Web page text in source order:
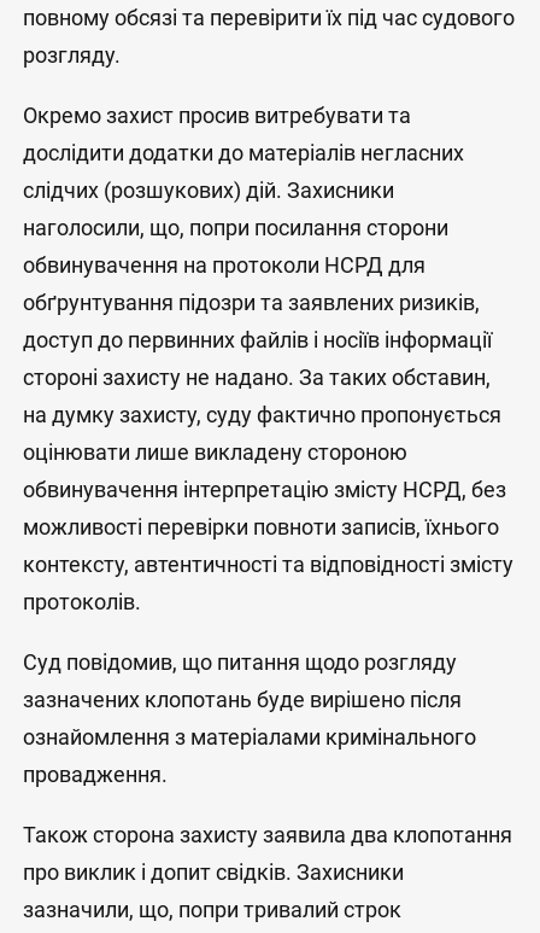
повному обсязі та перевірити їх під час судового
розгляду.
Окремо захист просив витребувати та
дослідити додатки до матеріалів негласних
слідчих (розшукових) дій. Захисники
наголосили, що, попри посилання сторони
обвинувачення на протоколи НСРД для
обґрунтування підозри та заявлених ризиків,
доступ до первинних файлів і носіїв інформації
стороні захисту не надано. За таких обставин,
на думку захисту, суду фактично пропонується
оцінювати лише викладену стороною
обвинувачення інтерпретацію змісту НСРД, без
можливості перевірки повноти записів, їхнього
контексту, автентичності та відповідності змісту
протоколів.
Суд повідомив, що питання щодо розгляду
зазначених клопотань буде вирішено після
ознайомлення з матеріалами кримінального
провадження.
Також сторона захисту заявила два клопотання
про виклик і допит свідків. Захисники
зазначили, що, попри тривалий строк